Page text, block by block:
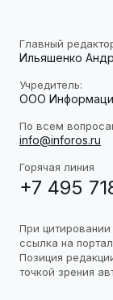
Главный
Ильяшенко
Учредитель:
ООО
По всем
info@inforos.ru
Горячая линия
+7 495
При
ссылка на
Позиция
точкой зрения